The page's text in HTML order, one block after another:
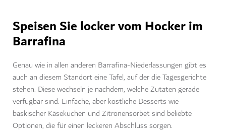
Speisen Sie locker vom Hocker im
Barrafina
Genau wie in allen anderen Barrafina-Niederlassungen gibt es
auch an diesem Standort eine Tafel, auf der die Tagesgerichte
stehen. Diese wechseln je nachdem, welche Zutaten gerade
verfügbar sind. Einfache, aber köstliche Desserts wie
baskischer Käsekuchen und Zitronensorbet sind beliebte
Optionen, die für einen leckeren Abschluss sorgen.